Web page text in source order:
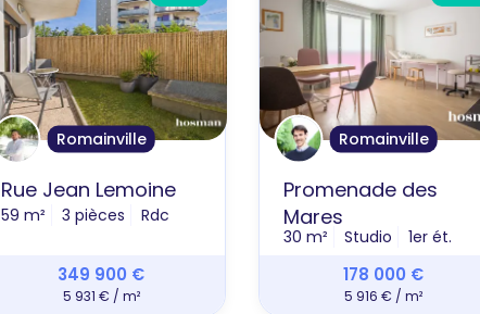
Romainville
Rue Jean Lemoine
59 m² 3 pièces Rdc
349 900 €
5 931 € / m²
Romainville
Promenade des
Mares
30 m² Studio 1er ét.
178 000 €
5 916 € / m²